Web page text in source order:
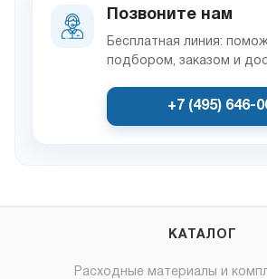
Позвоните нам
Бесплатная линия:
подбором, заказом и
+7 (495) 646-
КАТАЛОГ
Расходные материалы и